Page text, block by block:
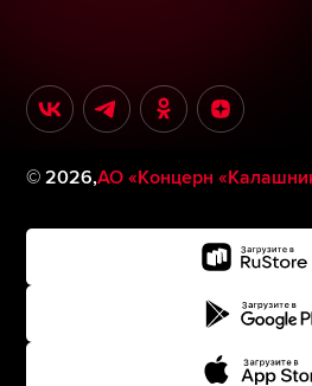
©2026,АО «Концерн